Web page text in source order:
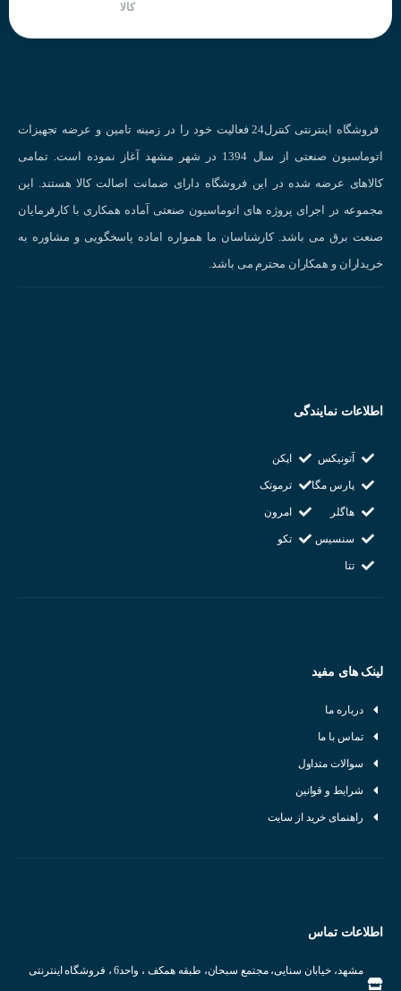
کالا
فروشگاه اینترنتی کنترل24 فعالیت خود را در زمینه تامین و عرضه تجهیزات
اتوماسیون صنعتی از سال 1394 در شهر مشهد آغاز نموده است. تمامی
کالاهای عرضه شده در این فروشگاه دارای ضمانت اصالت کالا هستند. این
مجموعه در اجرای پروژه های اتوماسیون صنعتی آماده همکاری با کارفرمایان
صنعت برق می باشد. کارشناسان ما همواره اماده پاسخگویی و مشاوره به
خریداران و همکاران محترم می باشد.
اطلاعات نمایندگی
آتونیکس
پارس مگا
هاگلر
سنسیس
تتا
اپکن
ترموتک
امرون
تکو
لینک های مفید
درباره ما
تماس با ما
سوالات متداول
شرایط و قوانین
راهنمای خرید از سایت
اطلاعات تماس
مشهد، خیابان سنایی، مجتمع سبحان، طبقه همکف ، واحد6 ، فروشگاه اینترنتی